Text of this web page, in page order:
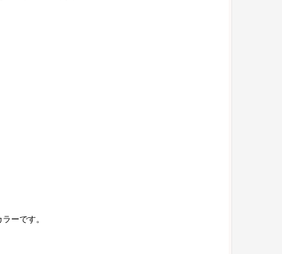
ーです。